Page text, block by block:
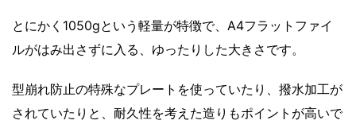
とにかく1050gという軽量が特徴で、A4フラットファイ
ルがはみ出さずに入る、ゆったりした大きさです。
型崩れ防止の特殊なプレートを使っていたり、撥水加工が
されていたりと、耐久性を考えた造りもポイントが高いで